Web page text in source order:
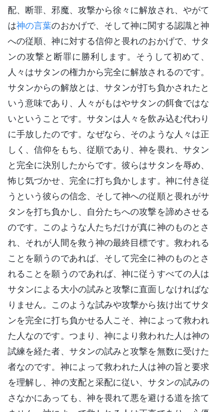
配、断罪、邪魔、攻撃から徐々に解放され、やがて
は神の言葉のおかげで、そして神に関する認識と神
への従順、神に対する信仰と畏れのおかげで、サタ
ンの攻撃と断罪に勝利します。そうして初めて、
人々はサタンの権力から完全に解放されるのです。
サタンからの解放とは、サタンが打ち負かされたと
いう意味であり、人々がもはやサタンの餌食ではな
いということです。サタンは人々を飲み込む代わり
に手放したのです。なぜなら、そのような人々は正
しく、信仰をもち、従順であり、神を畏れ、サタン
と完全に決別したからです。彼らはサタンを辱め、
怖じ気づかせ、完全に打ち負かします。神に付き従
うという彼らの信念、そして神への従順と畏れがサ
タンを打ち負かし、自分たちへの攻撃を諦めさせる
のです。このような人たちだけが真に神のものとさ
れ、それが人間を救う神の最終目標です。救われる
ことを願うのであれば、そして完全に神のものとさ
れることを願うのであれば、神に従うすべての人は
サタンによる大小の試みと攻撃に直面しなければな
りません。このような試みや攻撃から抜け出てサタ
ンを完全に打ち負かせる人こそ、神によって救われ
た人なのです。つまり、神により救われた人は神の
試練を経た者、サタンの試みと攻撃を無数に受けた
者なのです。神によって救われた人は神の旨と要求
を理解し、神の支配と采配に従い、サタンの試みの
さなかにあっても、神を畏れて悪を避ける道を捨て